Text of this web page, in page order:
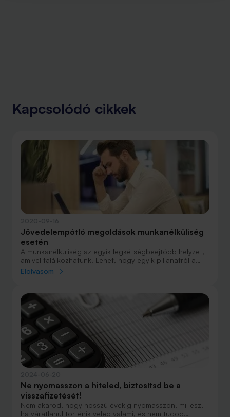
Kapcsolódó cikkek
Jövedelempótló megoldások munkanélküliség
esetén
A munkanélküliség az egyik legkétségbeejtőbb helyzet,
amivel találkozhatunk. Lehet, hogy egyik pillanatról a
másikra kerülünk kilátástalan helyzetbe: elveszítjük a
a helyzetben, amikor sokunk feje felett lebeg a
munkanélküliség réme a koronajárvány miatt? Milyen
lehetőségünk van, milyen módon juthatunk valamekkora
jövedelemhez? Ami szóba jöhet: költségvetés
áttekintése, álláskeresési járadék és jövedelempótló
biztosítás.
Elolvasom
​Ne nyomasszon a hiteled, biztosítsd be a
visszafizetését!
Nem akarod, hogy hosszú évekig nyomasszon, mi lesz,
ha váratlanul történik veled valami, és nem tudod